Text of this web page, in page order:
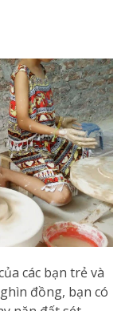
các bạn trẻ và
đồng, bạn có